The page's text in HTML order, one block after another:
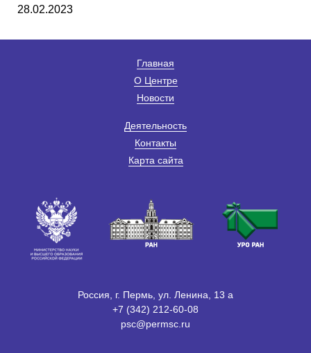
28.02.2023
Главная
О Центре
Новости
Деятельность
Контакты
Карта сайта
Россия, г. Пермь, ул. Ленина, 13 а
+7 (342) 212-60-08
psc@permsc.ru